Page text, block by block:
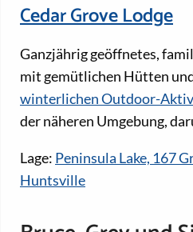
Cedar Grove Lodge
Ganzjährig geöffnetes,
mit gemütlichen Hütten
winterlichen Outdoor-
der näheren Umgebung,
Lage: Peninsula Lake, 167
Huntsville